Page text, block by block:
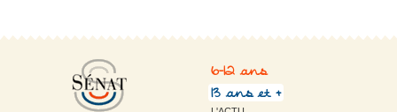
6-12 ans
13 ans et +